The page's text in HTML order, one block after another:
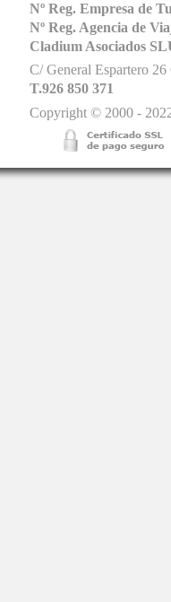
Nº Reg. Empresa de
Nº Reg. Agencia de
Cladium Asociados
C/ General Espartero
T.926 850 371
Copyright © 2000 -